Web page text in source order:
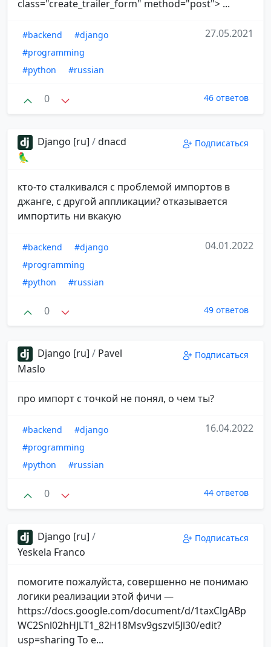
class="create_trailer_form" method="post"> ...
#backend
#django
#programming
#python
#russian
27.05.2021
0 46 ответов
Django [ru] /dnacd
🦜
Подписаться
кто-то сталкивался с проблемой импортов в
джанге, с другой аппликации? отказывается
импортить ни вкакую
#backend
#django
#programming
#python
#russian
04.01.2022
0 49 ответов
Django [ru] / Pavel
Maslo
Подписаться
про импорт с точкой не понял, о чем ты?
#backend
#django
#programming
#python
#russian
16.04.2022
0 44 ответов
Django [ru] /
Yeskela Franco
Подписаться
помогите пожалуйста, совершенно не понимаю
логики реализации этой фичи —
https://docs.google.com/document/d/1taxClgABp
WC2Snl02hHJLT1_82H18Msv9gszvl5Jl30/edit?
usp=sharing То е...